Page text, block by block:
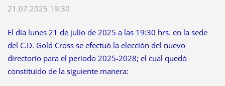
21.07.2025 19:30
El día lunes 21 de julio de 2025 a las 19:30 hrs. en la sede
del C.D. Gold Cross se efectuó la elección del nuevo
directorio para el periodo 2025-2028; el cual quedó
constituido de la siguiente manera: